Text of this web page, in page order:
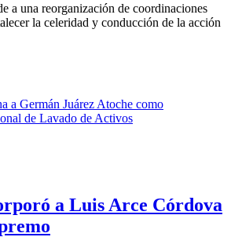
a una reorganización de coordinaciones
la celeridad y conducción de la acción
a Luis Arce Córdova